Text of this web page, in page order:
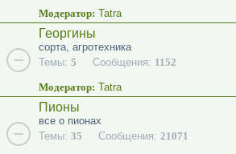
Модератор: Tatra
Георгины
сорта, агротехника
Темы: 5 Сообщения: 1152
Модератор: Tatra
Пионы
все о пионах
Темы: 35 Сообщения: 21071